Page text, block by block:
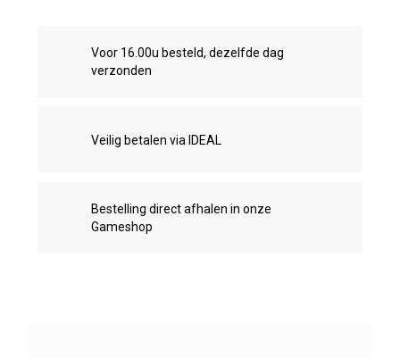
Voor 16.00u besteld, dezelfde dag
verzonden
Veilig betalen via IDEAL
Bestelling direct afhalen in onze
Gameshop